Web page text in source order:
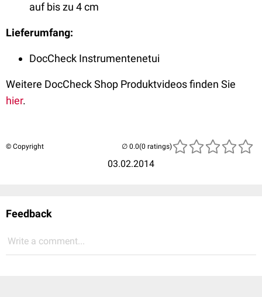
auf bis zu 4 cm
Lieferumfang:
DocCheck Instrumentenetui
Weitere DocCheck Shop Produktvideos finden Sie
hier.
© Copyright
03.02.2014
(0 ratings)
Feedback
Write a comment...